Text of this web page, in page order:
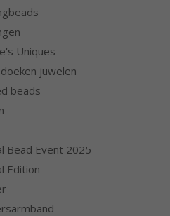
Uniques
juwelen
beads
Bead Event 2025
Edition